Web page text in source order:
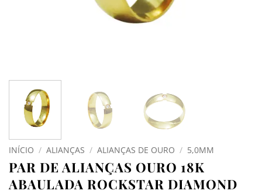
INÍCIO / ALIANÇAS / ALIANÇAS DE OURO / 5,0MM
PAR DE ALIANÇAS OURO 18K
ABAULADA ROCKSTAR DIAMOND